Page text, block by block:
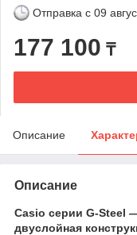
Отправка с 09
177 100 ₸
Описание
Описание
Casio серии G-Steel
двуслойная